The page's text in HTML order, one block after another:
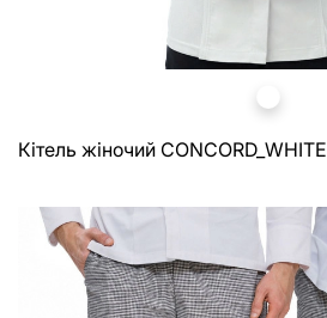
Кітель жіночий CONCORD_WHITE